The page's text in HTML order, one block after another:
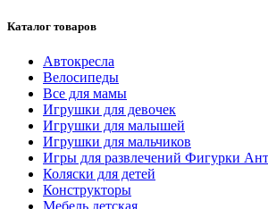
Каталог товаров
Автокресла
Велосипеды
Все для мамы
Игрушки для девочек
Игрушки для малышей
Игрушки для мальчиков
Игры для развлечений Фигурки
Коляски для детей
Конструкторы
Мебель детская